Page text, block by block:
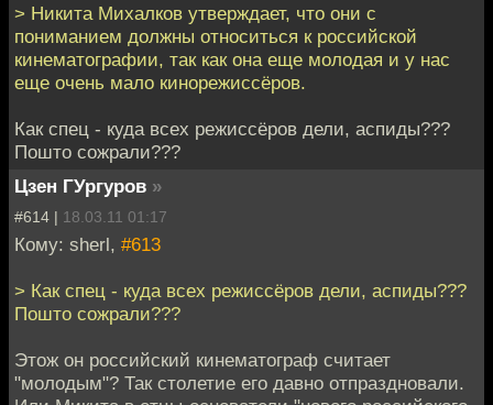
> Никита Михалков утверждает, что они с
пониманием должны относиться к российской
кинематографии, так как она еще молодая и у нас
еще очень мало кинорежиссёров.
Как спец - куда всех режиссёров дели, аспиды???
Пошто сожрали???
Цзен ГУргуров »
#614 | 18.03.11 01:17
Кому: sherl, #613
> Как спец - куда всех режиссёров дели, аспиды???
Пошто сожрали???
Этож он российский кинематограф считает
"молодым"? Так столетие его давно отпраздновали.